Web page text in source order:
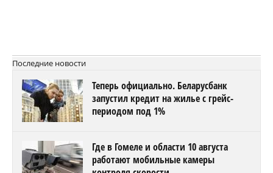
Последние новости
Теперь официально. Беларусбанк
запустил кредит на жилье с грейс-
периодом под 1%
Где в Гомеле и области 10 августа
работают мобильные камеры